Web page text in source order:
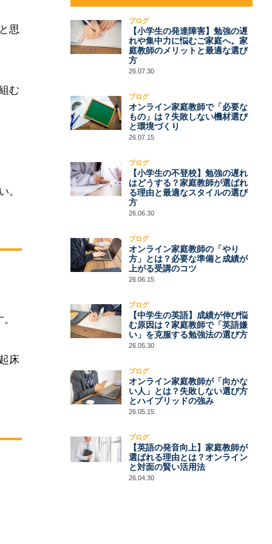
思
む
。
床
ブログ
【小学生の発達障害】勉強の遅
れや集中力に悩むご家庭へ。家
庭教師のメリットと最適な選び
方
26.07.30
ブログ
オンライン家庭教師で「必要な
もの」は？失敗しない機材選び
と環境づくり
26.07.15
ブログ
【小学生の不登校】勉強の遅れ
はどうする？家庭教師が選ばれ
る理由と最適なスタイルの選び
方
26.06.30
ブログ
オンライン家庭教師の「やり
方」とは？必要な準備と成績が
上がる受講のコツ
26.06.15
ブログ
【中学生の英語】成績が伸び悩
む原因は？家庭教師で「英語嫌
い」を克服する勉強法の選び方
26.05.30
ブログ
オンライン家庭教師が「向かな
い人」とは？失敗しない選び方
とハイブリッドの強み
26.05.15
ブログ
【英語の発音向上】家庭教師が
選ばれる理由とは？オンライン
と対面の賢い活用法
26.04.30